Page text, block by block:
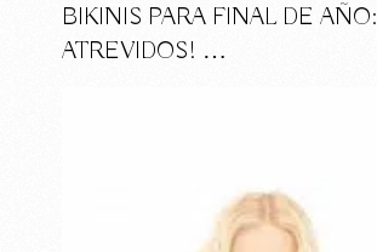
BIKINIS PARA FINAL DE AÑO:
ATREVIDOS! …